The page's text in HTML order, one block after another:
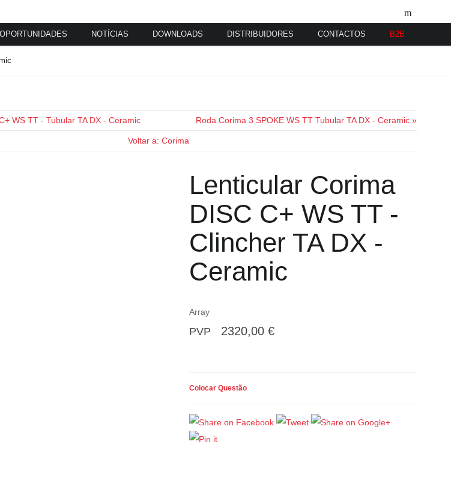
OPORTUNIDADES NOTÍCIAS DOWNLOADS DISTRIBUIDORES CONTACTOS B2B
WS TT - Tubular TA DX - Ceramic Roda Corima 3 SPOKE WS TT Tubular TA DX - Ceramic »
Voltar a: Corima
Lenticular Corima
DISC C+ WS TT -
Clincher TA DX -
Ceramic
Array
PVP 2320,00 €
Colocar Questão